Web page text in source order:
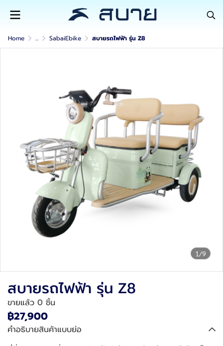
Home ... SabaiEbike สบายรถไฟฟ้า รุ่น Z8
1/9
สบายรถไฟฟ้า รุ่น Z8
ขายแล้ว 0 ชิ้น
฿27,900
คำอธิบายสินค้าแบบย่อ